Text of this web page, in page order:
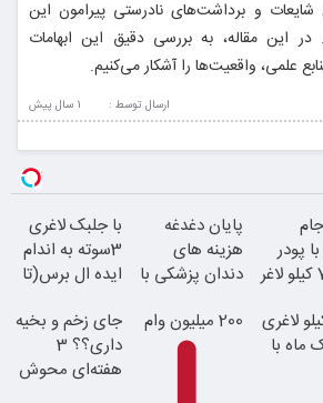
و برداشت‌های نادرستی پیرامون این
این مقاله، به بررسی دقیق این ابهامات
علمی، واقعیت‌ها را آشکار می‌کنیم.
1 سال پيش ارسال توسط :
پودر
جلبک7 کیلو لاغر
پایان دغدغه
هزینه های
دندان پزشکی با
خانگی
با جلبک لاغری
3سوته به اندام
ایده ال برس(تا
ویژه)
کیلو لاغری
ماه با
200 میلیون وام
جای زخم و بخیه
داری؟؟ 3
هفته‌ای محوش